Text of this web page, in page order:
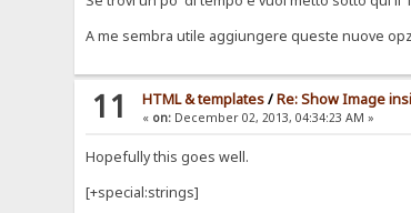
A me sembra utile aggiungere queste nuove
11 HTML & templates/Re: Show Image
« on: December 02, 2013, 04:34:23 AM »
Hopefully this goes well.
[+special:strings]